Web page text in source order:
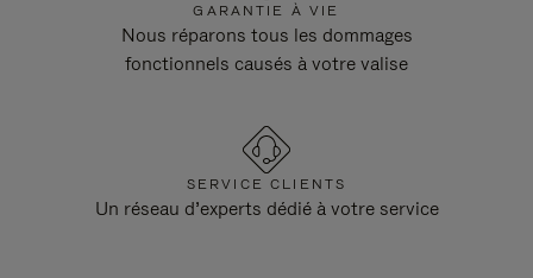
GARANTIE À VIE
Nous réparons tous les dommages
fonctionnels causés à votre valise
SERVICE CLIENTS
Un réseau d’experts dédié à votre service